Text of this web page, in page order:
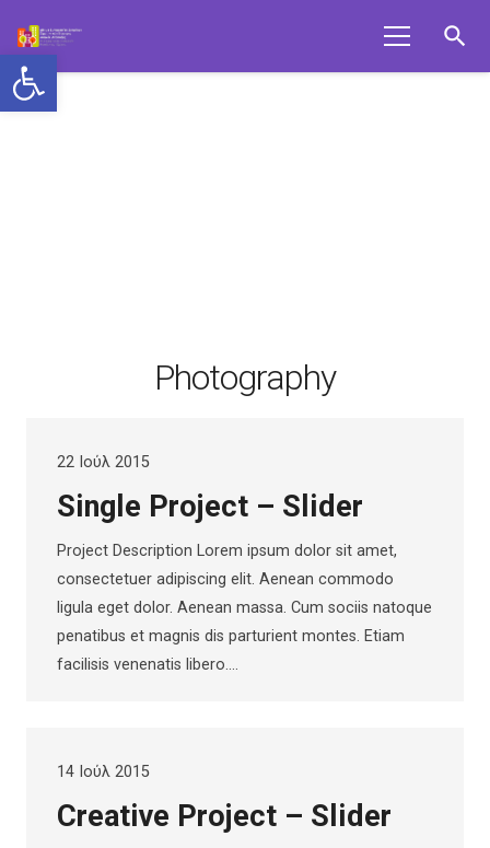
Ανοίξτε τη γραμμή εργαλείων
search
Photography
22 Ιούλ 2015
Single Project – Slider
Project Description Lorem ipsum dolor sit amet,
consectetuer adipiscing elit. Aenean commodo
ligula eget dolor. Aenean massa. Cum sociis natoque
penatibus et magnis dis parturient montes. Etiam
facilisis venenatis libero.…
14 Ιούλ 2015
Creative Project – Slider